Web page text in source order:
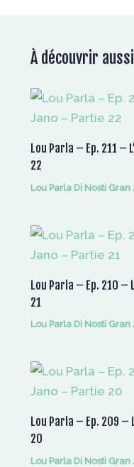
À découvrir
Lou Parla – Ep. 211 –
22
Lou Parla Di Nosti Gran
Lou Parla – Ep. 210 –
21
Lou Parla Di Nosti Gran
Lou Parla – Ep. 209
20
Lou Parla Di Nosti Gran